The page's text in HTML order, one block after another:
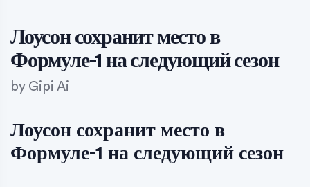
Лоусон сохранит место в
Формуле-1 на следующий сезон
by Gipi Ai
Лоусон сохранит место в
Формуле-1 на следующий сезон